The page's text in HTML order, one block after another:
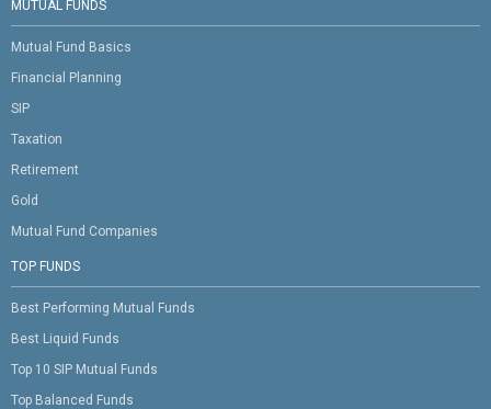
MUTUAL FUNDS
Mutual Fund Basics
Financial Planning
SIP
Taxation
Retirement
Gold
Mutual Fund Companies
TOP FUNDS
Best Performing Mutual Funds
Best Liquid Funds
Top 10 SIP Mutual Funds
Top Balanced Funds